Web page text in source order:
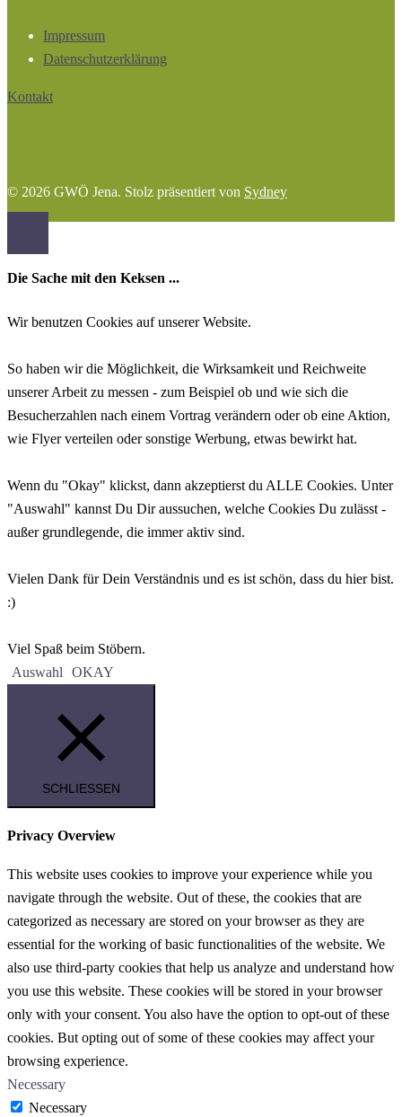
Impressum
Datenschutzerklärung
Kontakt
© 2026 GWÖ Jena. Stolz präsentiert von Sydney
Die Sache mit den Keksen ...
Wir benutzen Cookies auf unserer Website.
So haben wir die Möglichkeit, die Wirksamkeit und Reichweite
unserer Arbeit zu messen - zum Beispiel ob und wie sich die
Besucherzahlen nach einem Vortrag verändern oder ob eine Aktion,
wie Flyer verteilen oder sonstige Werbung, etwas bewirkt hat.
Wenn du "Okay" klickst, dann akzeptierst du ALLE Cookies. Unter
"Auswahl" kannst Du Dir aussuchen, welche Cookies Du zulässt -
außer grundlegende, die immer aktiv sind.
Vielen Dank für Dein Verständnis und es ist schön, dass du hier bist.
:)
Viel Spaß beim Stöbern.
Auswahl
OKAY
SCHLIESSEN
Privacy Overview
This website uses cookies to improve your experience while you
navigate through the website. Out of these, the cookies that are
categorized as necessary are stored on your browser as they are
essential for the working of basic functionalities of the website. We
also use third-party cookies that help us analyze and understand how
you use this website. These cookies will be stored in your browser
only with your consent. You also have the option to opt-out of these
cookies. But opting out of some of these cookies may affect your
browsing experience.
Necessary
Necessary